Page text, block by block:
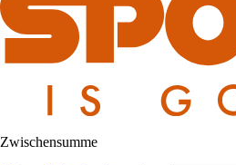
Zwischensumme